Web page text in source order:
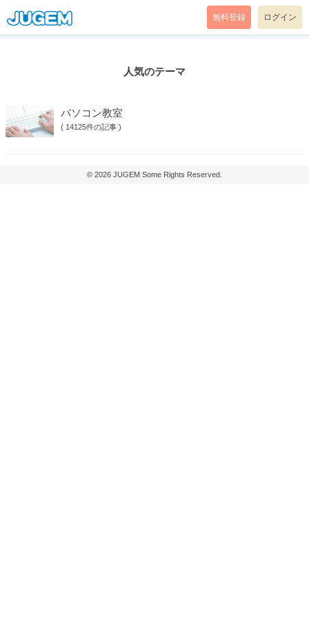
無料登録 ログイン
人気のテーマ
パソコン教室
( 14125件の記事 )
© 2026 JUGEM Some Rights Reserved.